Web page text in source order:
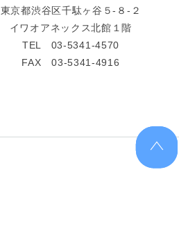
東京都渋谷区千駄ヶ谷５-８-２
イワオアネックス北館１階
TEL 03-5341-4570
FAX 03-5341-4916